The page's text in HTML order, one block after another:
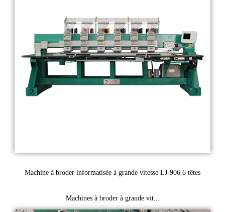
Machine à broder informatisée à grande vitesse LJ-906 6 têtes
Machines à broder à grande vit...